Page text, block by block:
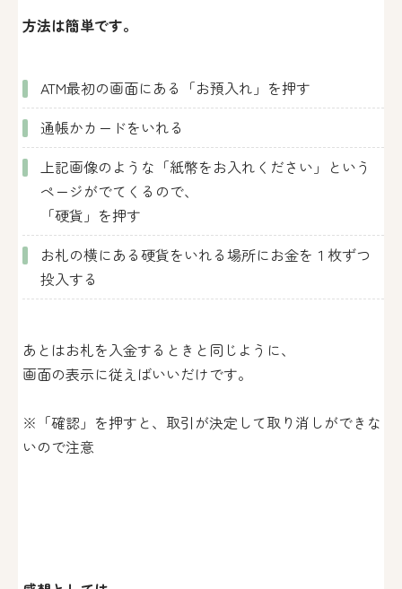
方法は簡単です。
ATM最初の画面にある「お預入れ」を押す
通帳かカードをいれる
上記画像のような「紙幣をお入れください」という
ページがでてくるので、
「硬貨」を押す
お札の横にある硬貨をいれる場所にお金を１枚ずつ
投入する
あとはお札を入金するときと同じように、
画面の表示に従えばいいだけです。
※「確認」を押すと、取引が決定して取り消しができな
いので注意